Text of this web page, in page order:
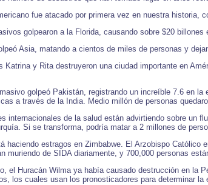
fue atacado por primera vez en nuestra
golpearon a la Florida, causando sobre $20
Asia, matando a cientos de miles de personas y
Katrina y Rita destruyeron una ciudad importante en
golpeó Pakistán, registrando un increíble 7.6 en
a través de la India. Medio millón de personas
internacionales de la salud están advirtiendo sobre un
Si se transforma, podría matar a 2 millones de
haciendo estragos en Zimbabwe. El Arzobispo
muriendo de SIDA diariamente, y 700,000 personas
el Huracán Wilma ya había causado destrucción en la
los cuales usan los pronosticadores para determinar